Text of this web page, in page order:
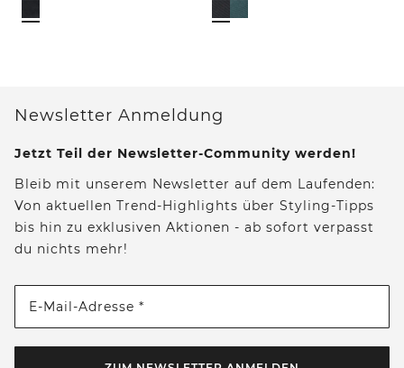
Newsletter Anmeldung
Jetzt Teil der Newsletter-Community werden!
Bleib mit unserem Newsletter auf dem Laufenden:
Von aktuellen Trend-Highlights über Styling-Tipps
bis hin zu exklusiven Aktionen - ab sofort verpasst
du nichts mehr!
E-Mail-Adresse *